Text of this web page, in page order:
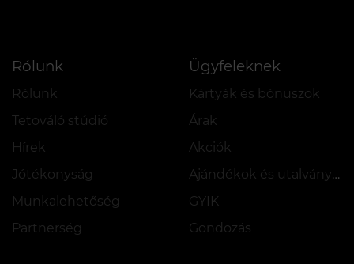
Rólunk
Rólunk
Tetováló stúdió
Hírek
Jótékonyság
Munkalehetőség
Partnerség
Ügyfeleknek
Kártyák és bónuszok
Árak
Akciók
Ajándékok és utalványok
GYIK
Gondozás